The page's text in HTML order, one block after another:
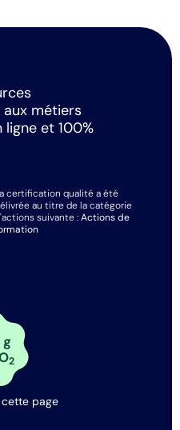
métiers
ligne et 100%
certification qualité a été
au titre de la catégorie
suivante :Actions de
g
2
page